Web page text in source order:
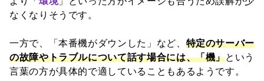
なくなりそうです。
一方で、「本番機がダウンした」など、 特定のサーバー
の故障やトラブルについて話す場合には、「機」という
言葉の方が具体的で適していることもあるようです。